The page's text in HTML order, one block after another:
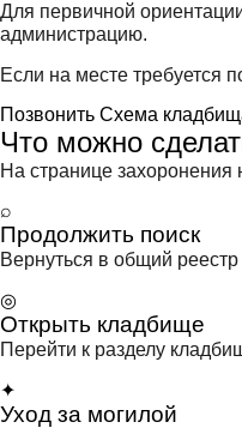
Для первичной
администрацию.
Если на месте требуется
Позвонить Схема
Что можно
На странице захоронения
⌕
Продолжить поиск
Вернуться в общий
◎
Открыть кладбище
Перейти к разделу
✦
Уход за могилой